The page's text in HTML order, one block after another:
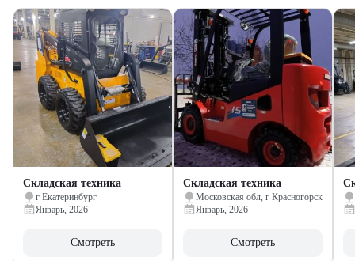
Складская техника
г Екатеринбург
Январь, 2026
Смотреть
Складская техника
Московская обл, г Красногорск
Январь, 2026
Смотреть